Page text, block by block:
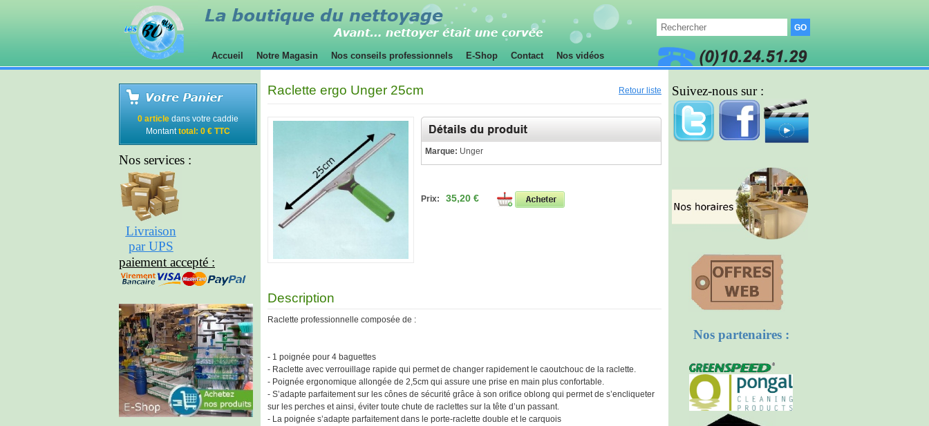
Accueil Notre Magasin Nos conseils professionnels E-Shop Contact Nos vidéos
0 article dans votre caddie
Montanttotal: 0 € TTC
Nos services :
Livraison
par UPS
paiement accepté :
Raclette ergo Unger 25cm Retour liste
Marque: Unger
Prix: 35,20 €
Description
Raclette professionnelle composée de :
- 1 poignée pour 4 baguettes
- Raclette avec verrouillage rapide qui permet de changer rapidement le caoutchouc de la raclette.
- Poignée ergonomique allongée de 2,5cm qui assure une prise en main plus confortable.
- S’adapte parfaitement sur les cônes de sécurité grâce à son orifice oblong qui permet de s’encliqueter
sur les perches et ainsi, éviter toute chute de raclettes sur la tête d’un passant.
- La poignée s’adapte parfaitement dans le porte-raclette double et le carquois
Suivez-nous sur :
Nos partenaires :